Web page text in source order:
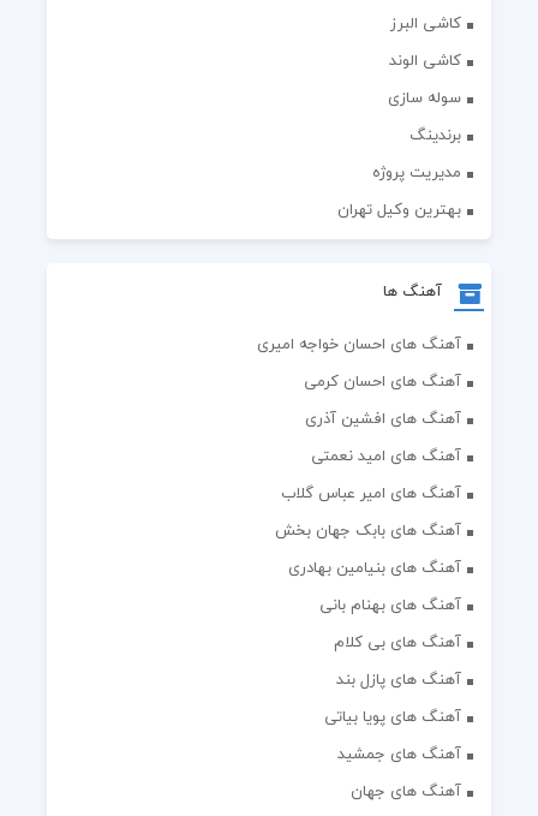
کاشی البرز
کاشی الوند
سوله سازی
برندینگ
مدیریت پروژه
بهترین وکیل تهران
آهنگ ها
آهنگ های احسان خواجه امیری
آهنگ های احسان کرمی
آهنگ های افشین آذری
آهنگ های امید نعمتی
آهنگ های امیر عباس گلاب
آهنگ های بابک جهان بخش
آهنگ های بنیامین بهادری
آهنگ های بهنام بانی
آهنگ های بی کلام
آهنگ های پازل بند
آهنگ های پویا بیاتی
آهنگ های جمشید
آهنگ های جهان